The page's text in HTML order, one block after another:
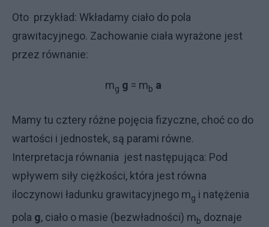
Oto przykład: Wkładamy ciało do pola
grawitacyjnego. Zachowanie ciała wyrażone jest
przez równanie:
mg g = mb a
Mamy tu cztery różne pojęcia fizyczne, choć co do
wartości i jednostek, są parami równe.
Interpretacja równania jest następująca: Pod
wpływem siły ciężkości, która jest równa
iloczynowi ładunku grawitacyjnego mg i natężenia
pola g, ciało o masie (bezwładności) mb doznaje